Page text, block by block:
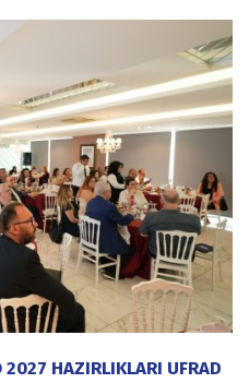
2027 HAZIRLIKLARI UFRAD